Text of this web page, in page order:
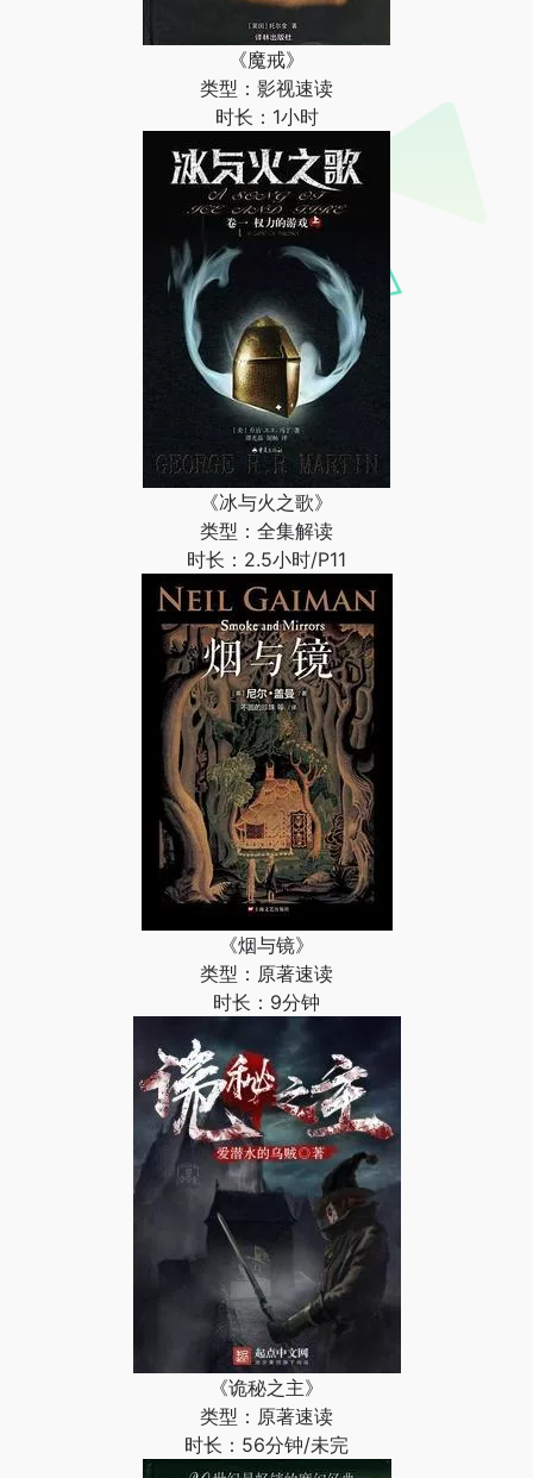
《魔戒》
类型：影视速读
时长：1小时
《冰与火之歌》
类型：全集解读
时长：2.5小时/P11
《烟与镜》
类型：原著速读
时长：9分钟
《诡秘之主》
类型：原著速读
时长：56分钟/未完